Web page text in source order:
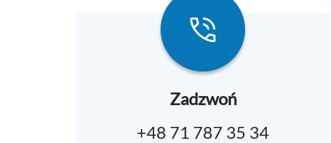
Zadzwoń
+48 71 787 35 34